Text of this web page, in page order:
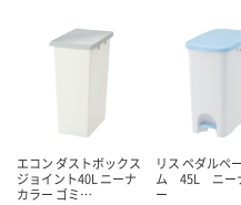
カゴへ
エコン ダストボックス
ジョイント40L ニーナ
カラー ゴミ…
リス ペダルペ
ム 45L ニー
ー